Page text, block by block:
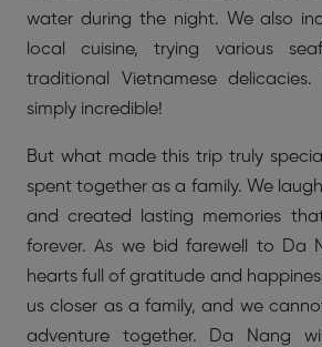
water during the night. We also
local cuisine, trying various
traditional Vietnamese
simply incredible!
But what made this trip truly
spent together as a family. We
and created lasting memories
forever.As we bid farewell to Da
hearts full of gratitude and
us closer as a family, and we
adventure together. Da Nang